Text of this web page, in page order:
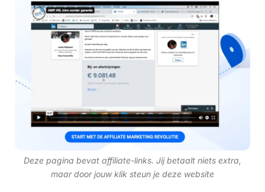
Deze pagina bevat affiliate-links. Jij betaalt niets extra,
maar door jouw klik steun je deze website